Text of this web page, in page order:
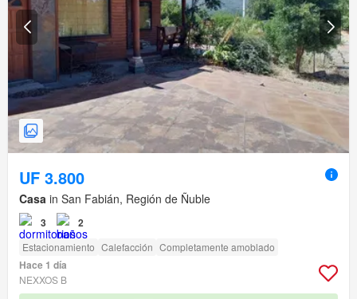
UF 3.800
Casa in San Fabián, Región de Ñuble
3 2
Estacionamiento Calefacción Completamente amoblado
Hace 1 día
NEXXOS B